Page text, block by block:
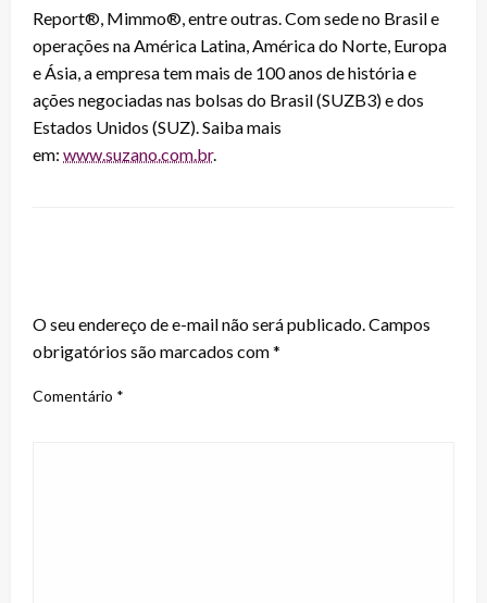
Report®, Mimmo®, entre outras. Com sede no Brasil e
operações na América Latina, América do Norte, Europa
e Ásia, a empresa tem mais de 100 anos de história e
ações negociadas nas bolsas do Brasil (SUZB3) e dos
Estados Unidos (SUZ). Saiba mais
em: www.suzano.com.br.
O seu endereço de e-mail não será publicado.Campos
obrigatórios são marcados com*
Comentário *